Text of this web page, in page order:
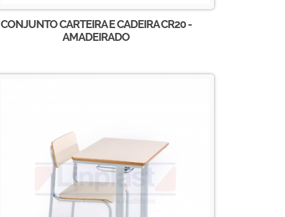
CONJUNTO CARTEIRA E CADEIRA CR20 -
AMADEIRADO